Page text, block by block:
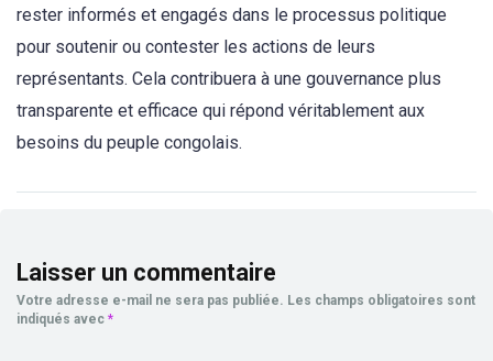
rester informés et engagés dans le processus politique
pour soutenir ou contester les actions de leurs
représentants. Cela contribuera à une gouvernance plus
transparente et efficace qui répond véritablement aux
besoins du peuple congolais.
Laisser un commentaire
Votre adresse e-mail ne sera pas publiée. Les champs obligatoires sont
indiqués avec *